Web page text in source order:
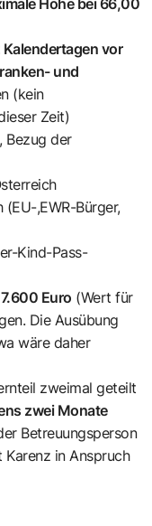
Kalendertagen vor
und
(kein
Zeit)
Bezug der
,EWR-Bürger,
Kind-Pass-
Euro (Wert für
Die Ausübung
wäre daher
zweimal geteilt
zwei Monate
Betreuungsperson
in Anspruch